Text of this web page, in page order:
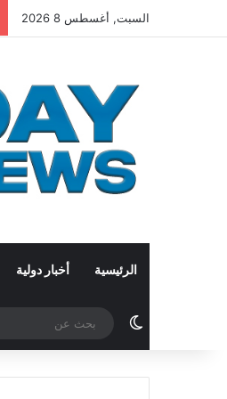
السبت, أغسطس 8 2026
الرئيسية أخبار دولية
الوضع المظلم